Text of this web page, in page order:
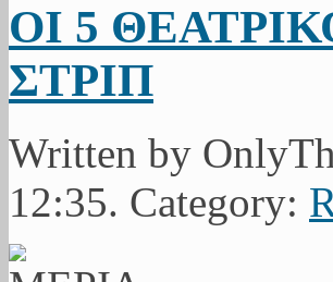
ΟΙ 5
ΣΤΡΙΠ
Written by
12:35. Category: